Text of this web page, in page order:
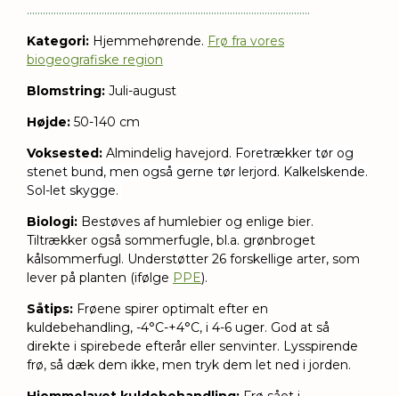
..........................................................................................................
Kategori: Hjemmehørende. Frø fra vores
biogeografiske region
Blomstring: Juli-august
Højde: 50-140 cm
Voksested: Almindelig havejord. Foretrækker tør og
stenet bund, men også gerne tør lerjord. Kalkelskende.
Sol-let skygge.
Biologi: Bestøves af humlebier og enlige bier.
Tiltrækker også sommerfugle, bl.a. grønbroget
kålsommerfugl. Understøtter 26 forskellige arter, som
lever på planten (ifølge PPE).
Såtips: Frøene spirer optimalt efter en
kuldebehandling, -4°C-+4°C, i 4-6 uger. God at så
direkte i spirebede efterår eller senvinter. Lysspirende
frø, så dæk dem ikke, men tryk dem let ned i jorden.